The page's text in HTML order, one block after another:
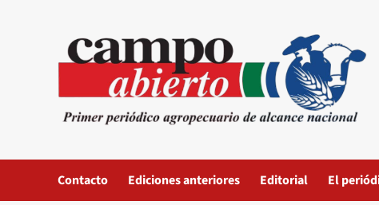
Contacto Ediciones anteriores Editorial El